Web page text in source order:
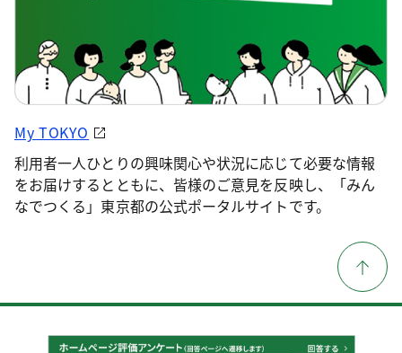
My TOKYO
利用者一人ひとりの興味関心や状況に応じて必要な情報
をお届けするとともに、皆様のご意見を反映し、「みん
なでつくる」東京都の公式ポータルサイトです。